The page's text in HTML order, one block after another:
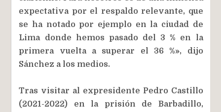
expectativa por el respaldo relevante, que
se ha notado por ejemplo en la ciudad de
Lima donde hemos pasado del 3 % en la
primera vuelta a superar el 36 %», dijo
Sánchez a los medios.
Tras visitar al expresidente Pedro Castillo
(2021-2022) en la prisión de Barbadillo,